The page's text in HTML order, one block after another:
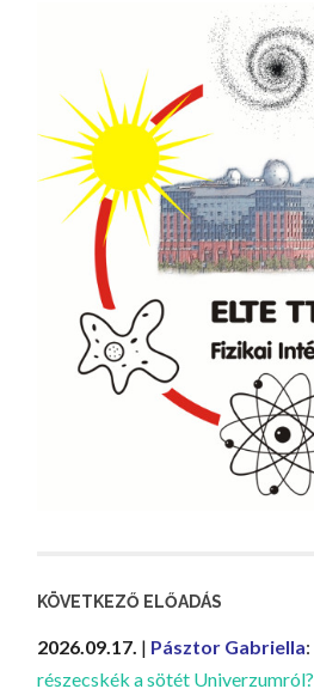
KÖVETKEZŐ ELŐADÁS
2026.09.17. | Pásztor Gabriella:
részecskék a sötét Univerzumról?